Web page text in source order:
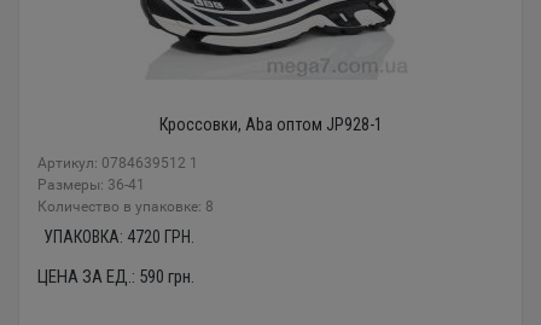
Кроссовки, Aba оптом JP928-1
Артикул: 0784639512 1
Размеры: 36-41
Количество в упаковке: 8
УПАКОВКА: 4720 ГРН.
ЦЕНА ЗА ЕД.: 590 грн.